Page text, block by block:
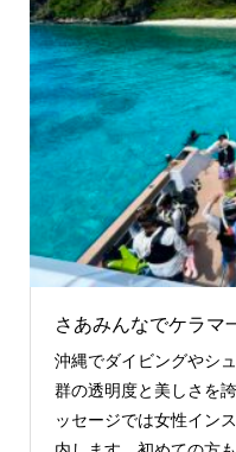
さあみんなでケラマ
沖縄でダイビングやシ
群の透明度と美しさを
ッセージでは女性イン